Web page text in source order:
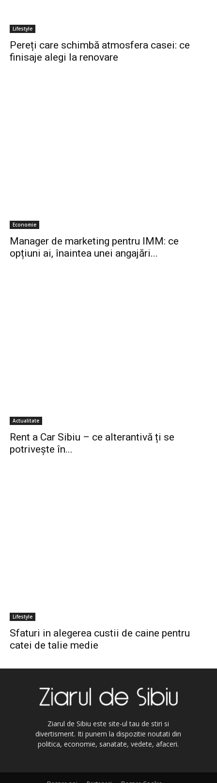
Lifestyle
Pereți care schimbă atmosfera casei: ce
finisaje alegi la renovare
Economie
Manager de marketing pentru IMM: ce
opțiuni ai, înaintea unei angajări...
Actualitate
Rent a Car Sibiu – ce alterantivă ți se
potrivește în...
Lifestyle
Sfaturi in alegerea custii de caine pentru
catei de talie medie
Ziarul de Sibiu este site-ul tau de stiri si
divertisment. Iti punem la dispozitie noutati din
politica, economie, sanatate, vedete, afaceri.